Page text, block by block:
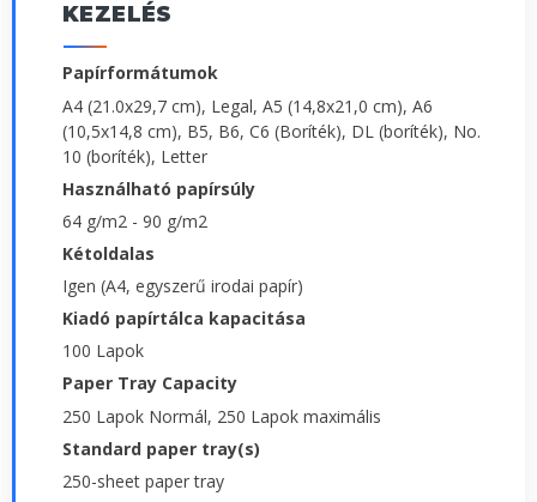
KEZELÉS
Papírformátumok
A4 (21.0x29,7 cm), Legal, A5 (14,8x21,0 cm), A6
(10,5x14,8 cm), B5, B6, C6 (Boríték), DL (boríték), No.
10 (boríték), Letter
Használható papírsúly
64 g/m2 - 90 g/m2
Kétoldalas
Igen (A4, egyszerű irodai papír)
Kiadó papírtálca kapacitása
100 Lapok
Paper Tray Capacity
250 Lapok Normál, 250 Lapok maximális
Standard paper tray(s)
250-sheet paper tray